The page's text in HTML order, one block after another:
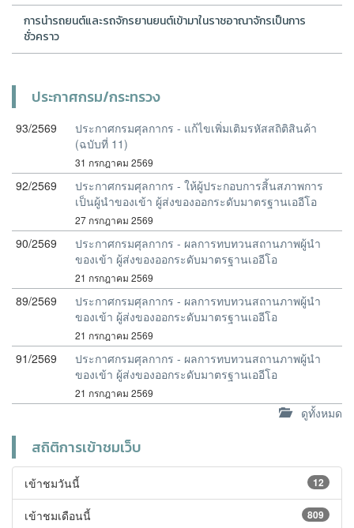
การนำรถยนต์และรถจักรยานยนต์เข้ามาในราชอาณาจักรเป็นการ
ชั่วคราว
ประกาศกรม/กระทรวง
93/2569
ประกาศกรมศุลกากร - แก้ไขเพิ่มเติมรหัสสถิติสินค้า
(ฉบับที่ 11)
31 กรกฎาคม 2569
92/2569
ประกาศกรมศุลกากร - ให้ผู้ประกอบการสิ้นสภาพการ
เป็นผู้นำของเข้า ผู้ส่งของออกระดับมาตรฐานเออีโอ
27 กรกฎาคม 2569
90/2569
ประกาศกรมศุลกากร - ผลการทบทวนสถานภาพผู้นำ
ของเข้า ผู้ส่งของออกระดับมาตรฐานเออีโอ
21 กรกฎาคม 2569
89/2569
ประกาศกรมศุลกากร - ผลการทบทวนสถานภาพผู้นำ
ของเข้า ผู้ส่งของออกระดับมาตรฐานเออีโอ
21 กรกฎาคม 2569
91/2569
ประกาศกรมศุลกากร - ผลการทบทวนสถานภาพผู้นำ
ของเข้า ผู้ส่งของออกระดับมาตรฐานเออีโอ
21 กรกฎาคม 2569
ดูทั้งหมด
สถิติการเข้าชมเว็บ
12
เข้าชมวันนี้
809
เข้าชมเดือนนี้